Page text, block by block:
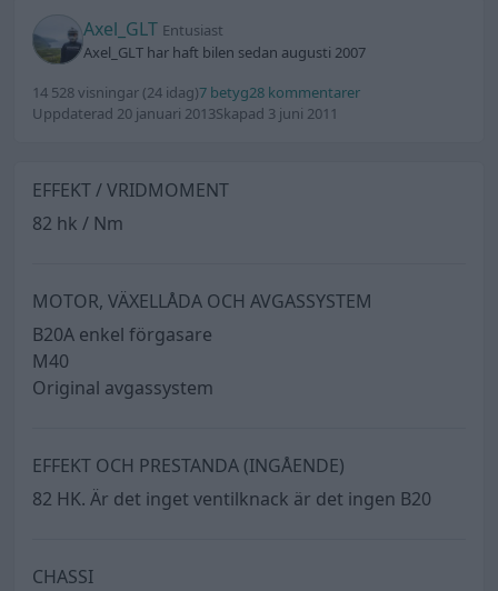
Axel_GLT Entusiast
Axel_GLT har haft bilen sedan augusti 2007
14 528 visningar (24 idag)7 betyg28 kommentarer
Uppdaterad 20 januari 2013Skapad 3 juni 2011
EFFEKT / VRIDMOMENT
82 hk / Nm
MOTOR, VÄXELLÅDA OCH AVGASSYSTEM
B20A enkel förgasare
M40
Original avgassystem
EFFEKT OCH PRESTANDA (INGÅENDE)
82 HK. Är det inget ventilknack är det ingen B20
CHASSI